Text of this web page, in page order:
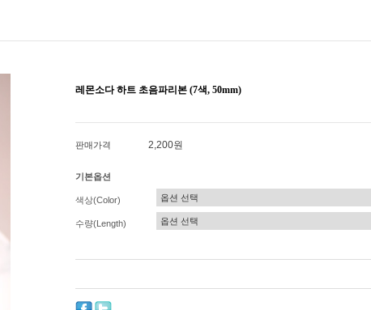
레몬소다 하트 초음파리본 (7색, 50mm)
판매가격 2,200원
기본옵션
색상(Color)
수량(Length)